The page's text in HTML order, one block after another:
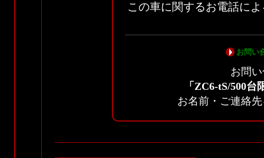
この車に関するお電話に
お問い
お問
「ZC6-tS/500
お名前・ご連絡